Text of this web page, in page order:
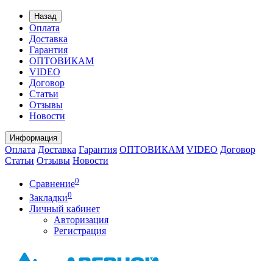
Назад
Оплата
Доставка
Гарантия
ОПТОВИКАМ
VIDEO
Договор
Статьи
Отзывы
Новости
Информация
Оплата Доставка Гарантия ОПТОВИКАМ VIDEO Договор
Статьи Отзывы Новости
Сравнение0
Закладки0
Личный кабинет
Авторизация
Регистрация